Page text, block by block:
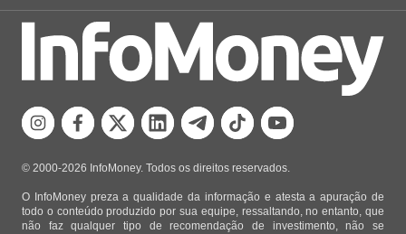
© 2000-2026 InfoMoney. Todos os direitos reservados.
O InfoMoney preza a qualidade da informação e atesta a apuração de
todo o conteúdo produzido por sua equipe, ressaltando, no entanto, que
não faz qualquer tipo de recomendação de investimento, não se